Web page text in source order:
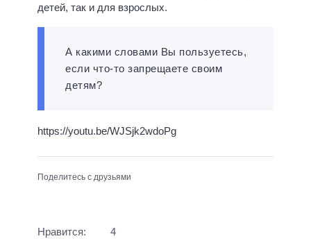
детей, так и для взрослых.
А какими словами Вы пользуетесь,
если что-то запрещаете своим
детям?
https://youtu.be/WJSjk2wdoPg
Поделитесь с друзьями
Нравится: 4